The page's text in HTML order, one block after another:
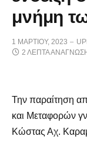
μνήμη
1 ΜΑΡΤΊΟΥ, 2023
2 ΛΕΠΤΆ
Την παραίτηση
και Μεταφορών
Κώστας Αχ.